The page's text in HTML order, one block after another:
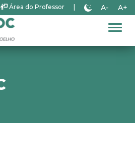
Área do Professor A- A+